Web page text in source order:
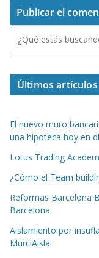
Últimos artículos
El nuevo muro
una hipoteca hoy en
Lotus Trading
¿Cómo el Team
Reformas Barcelona
Barcelona
Aislamiento por
MurciAisla